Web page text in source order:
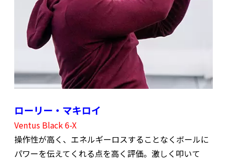
ローリー・マキロイ
Ventus Black 6-X
操作性が高く、エネルギーロスすることなくボールに
パワーを伝えてくれる点を高く評価。激しく叩いて